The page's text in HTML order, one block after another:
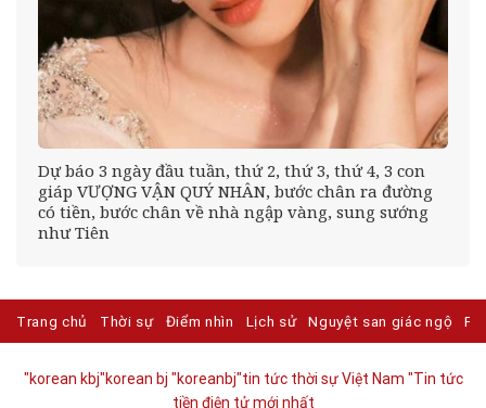
Dự báo 3 ngày đầu tuần, thứ 2, thứ 3, thứ 4, 3 con
giáp VƯỢNG VẬN QUÝ NHÂN, bước chân ra đường
có tiền, bước chân về nhà ngập vàng, sung sướng
như Tiên
Trang chủ Thời sự Điểm nhìn Lịch sử Nguyệt san giác ngộ
"korean kbj​"korean bj "koreanbj​"tin tức thời sự Việt Nam "Tin tức
tiền điện tử mới nhất​